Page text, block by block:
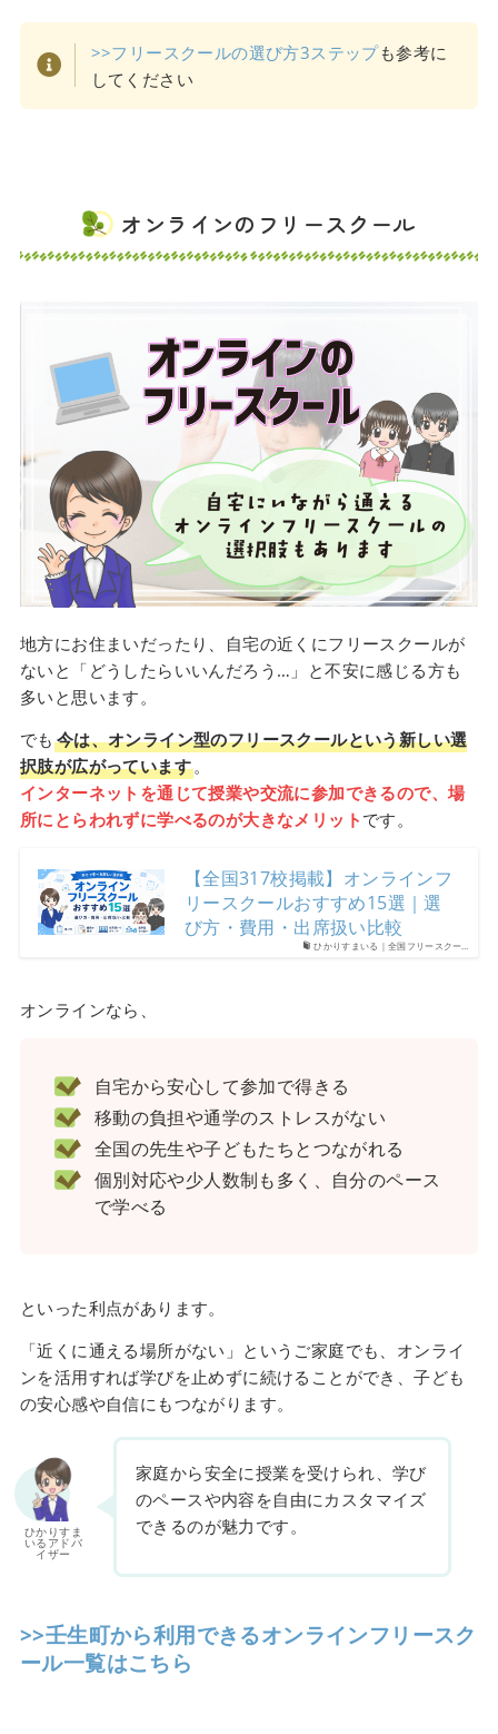
>>フリースクールの選び方3ステップも参考に
してください
オンラインのフリースクール
地方にお住まいだったり、自宅の近くにフリースクールが
ないと「どうしたらいいんだろう…」と不安に感じる方も
多いと思います。
でも 今は、オンライン型のフリースクールという新しい選
択肢が広がっています。
インターネットを通じて授業や交流に参加できるので、場
所にとらわれずに学べるのが大きなメリット です。
ひかりすまいる｜全国フリースクー…
【全国317校掲載】オンラインフ
リースクールおすすめ15選｜選
び方・費用・出席扱い比較
オンラインなら、
自宅から安心して参加で得きる
移動の負担や通学のストレスがない
全国の先生や子どもたちとつながれる
個別対応や少人数制も多く、自分のペース
で学べる
といった利点があります。
「近くに通える場所がない」というご家庭でも、オンライ
ンを活用すれば学びを止めずに続けることができ、子ども
の安心感や自信にもつながります。
ひかりすま
いるアドバ
イザー
家庭から安全に授業を受けられ、学び
のペースや内容を自由にカスタマイズ
できるのが魅力です。
>>壬生町から利用できるオンラインフリースク
ール一覧はこちら